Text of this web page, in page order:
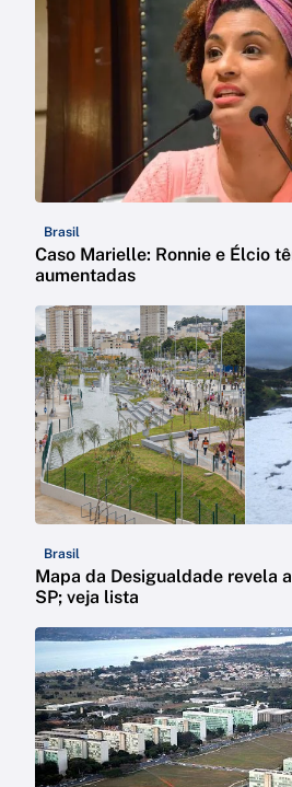
Brasil
Caso Marielle: Ronnie e Élcio
aumentadas
Brasil
Mapa da Desigualdade revela
SP; veja lista